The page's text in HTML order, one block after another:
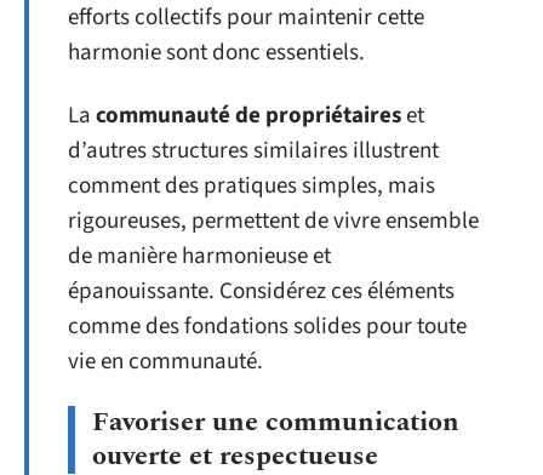
efforts collectifs pour maintenir cette
harmonie sont donc essentiels.
Lacommunauté de propriétaireset
d’autres structures similaires illustrent
comment des pratiques simples, mais
rigoureuses, permettent de vivre ensemble
de manière harmonieuse et
épanouissante. Considérez ces éléments
comme des fondations solides pour toute
vie en communauté.
Favoriser une communication
ouverte et respectueuse